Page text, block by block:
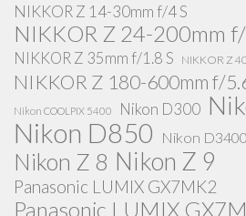
NIKKOR Z 14-30mm f/4 S
NIKKOR Z 24-200mm
NIKKOR Z 35mm f/1.8 S NIKKOR Z
NIKKOR Z 180-600mm f/
Nikon COOLPIX 5400 Nikon D300
Nikon D850 Nikon D3400
Nikon Z 8 Nikon Z 9
Panasonic LUMIX GX7MK2
Panasonic LUMIX